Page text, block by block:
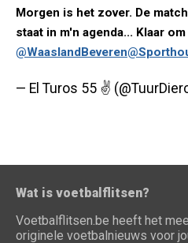
Morgen is het zover. De
staat in m'n agenda... Klaar
@WaaslandBeveren
— El Turos 55 ✌️
Wat is voetbalflitsen?
Voetbalflitsen.be heeft het
originele voetbalnieuws voor